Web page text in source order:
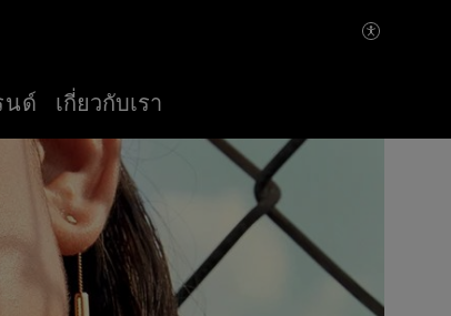
นด์ เกี่ยวกับเรา